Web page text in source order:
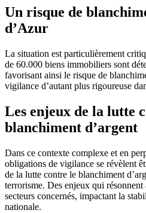
Un risque de
d’Azur
La situation est particulièrement
de 60.000 biens immobiliers sont
favorisant ainsi le risque de
vigilance d’autant plus rigoureuse
Les enjeux de la lutte
blanchiment d’argent
Dans ce contexte complexe et en
obligations de vigilance se révèlent
de la lutte contre le blanchiment
terrorisme. Des enjeux qui résonnent
secteurs concernés, impactant la
nationale.